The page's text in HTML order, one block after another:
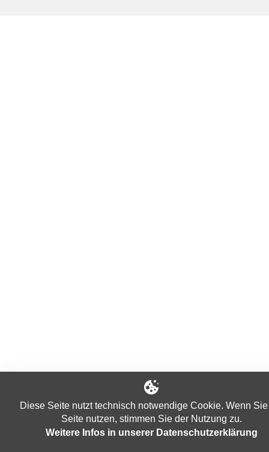
Diese Seite nutzt technisch notwendige Cookie. Wenn
Seite nutzen, stimmen Sie der Nutzung zu.
Weitere Infos in unserer Datenschutzerklärung